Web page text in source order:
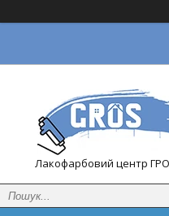
Лакофарбовий центр